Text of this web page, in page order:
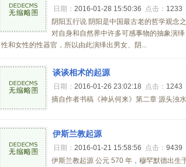
日期： 2016-01-28 15:50:36 点击： 1233
阴阳五行说 阴阳是中国最古老的哲学观念
对自身和自然界中许多可感事物的抽象演
性和女性的性器官，所以由此演绎出男女、阴...
谈谈相术的起源
日期： 2016-01-26 23:02:18 点击： 1243
摘自作者书稿《神从何来》第二章 源头浊
伊斯兰教起源
日期： 2016-01-21 15:58:56 点击： 9439
伊斯兰教起源 公元 570 年，穆罕默德出生